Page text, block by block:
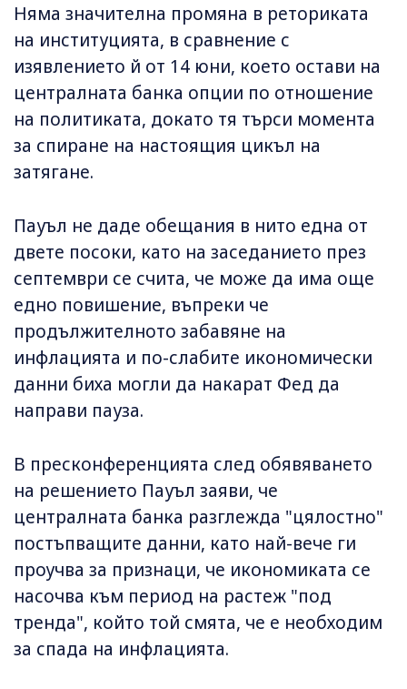
Няма значителна промяна в реториката
на институцията, в сравнение с
изявлението й от 14 юни, което остави на
централната банка опции по отношение
на политиката, докато тя търси момента
за спиране на настоящия цикъл на
затягане.
Пауъл не даде обещания в нито една от
двете посоки, като на заседанието през
септември се счита, че може да има още
едно повишение, въпреки че
продължителното забавяне на
инфлацията и по-слабите икономически
данни биха могли да накарат Фед да
направи пауза.
В пресконференцията след обявяването
на решението Пауъл заяви, че
централната банка разглежда "цялостно"
постъпващите данни, като най-вече ги
проучва за признаци, че икономиката се
насочва към период на растеж "под
тренда", който той смята, че е необходим
за спада на инфлацията.